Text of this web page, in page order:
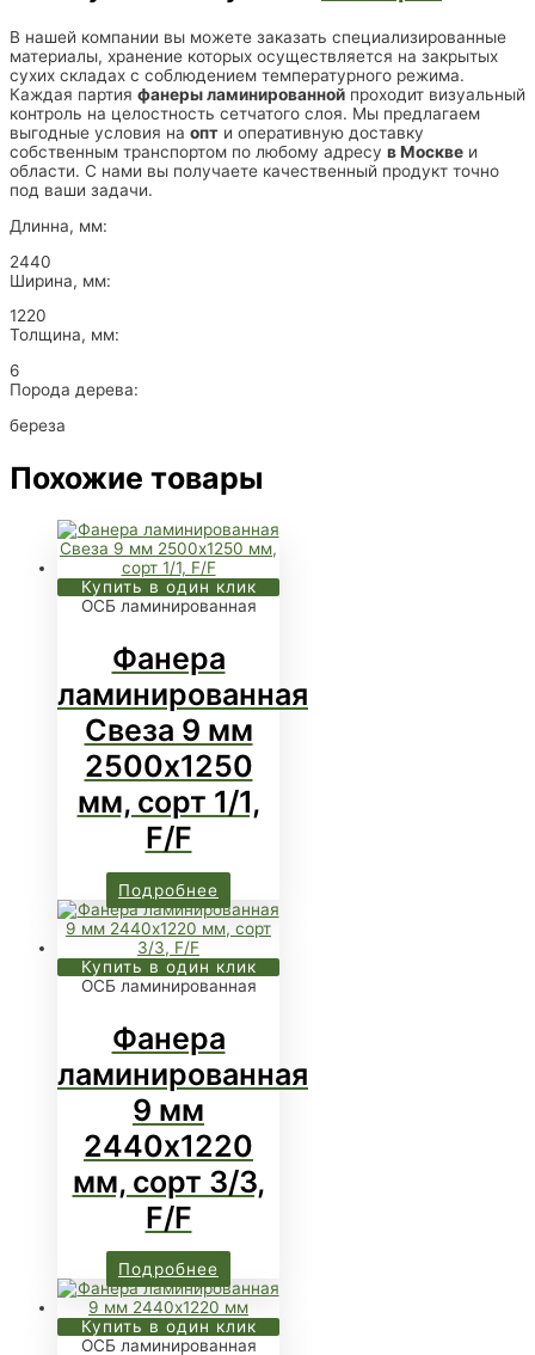
В нашей компании вы можете заказать специализированные
материалы, хранение которых осуществляется на закрытых
сухих складах с соблюдением температурного режима.
Каждая партия фанеры ламинированной проходит визуальный
контроль на целостность сетчатого слоя. Мы предлагаем
выгодные условия на опт и оперативную доставку
собственным транспортом по любому адресу в Москве и
области. С нами вы получаете качественный продукт точно
под ваши задачи.
Длинна, мм:
2440
Ширина, мм:
1220
Толщина, мм:
6
Порода дерева:
береза
Похожие товары
Купить в один клик
ОСБ ламинированная
Фанера
ламинированная
Свеза 9 мм
2500х1250
мм, сорт 1/1,
F/F
Подробнее
Купить в один клик
ОСБ ламинированная
Фанера
ламинированная
9 мм
2440х1220
мм, сорт 3/3,
F/F
Подробнее
Купить в один клик
ОСБ ламинированная